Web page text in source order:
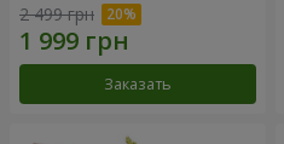
2 499 грн
Заказать